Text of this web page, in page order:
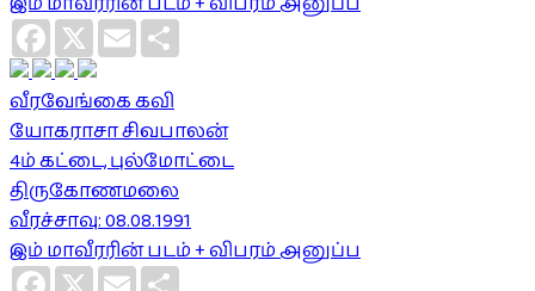
Facebook
X Email
வீரவேங்கை கவி
யோகராசா சிவபாலன்
4ம் கட்டை, புல்மோட்டை
திருகோணமலை
வீரச்சாவு: 08.08.1991
இம் மாவீரரின் படம் + விபரம் அனுப்ப
Facebook
X Email